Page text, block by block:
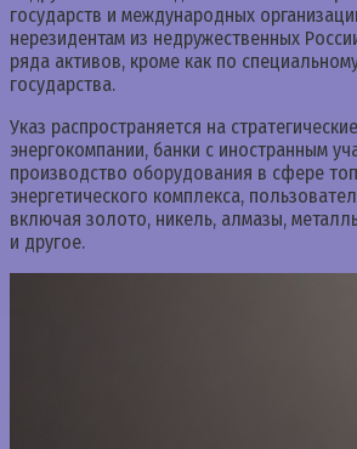
государств и международных
нерезидентам из недружественных
ряда активов, кроме как по
государства.
Указ распространяется на
энергокомпании, банки с иностранным
производство оборудования в сфере
энергетического комплекса,
включая золото, никель, алмазы,
и другое.